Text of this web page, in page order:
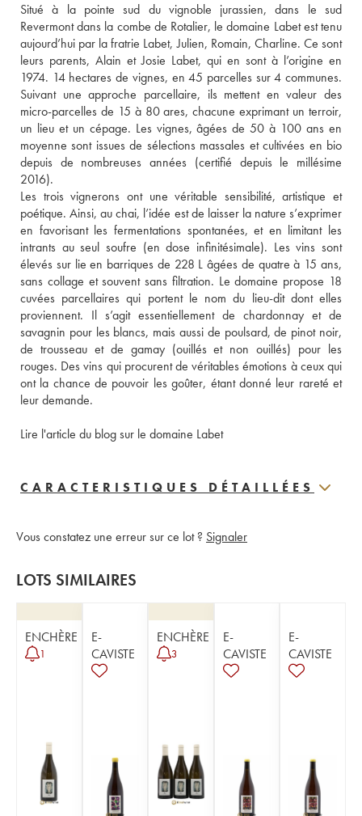
Situé à la pointe sud du vignoble jurassien, dans le sud
Revermont dans la combe de Rotalier, le domaine Labet est tenu
aujourd’hui par la fratrie Labet, Julien, Romain, Charline. Ce sont
leurs parents, Alain et Josie Labet, qui en sont à l’origine en
1974. 14 hectares de vignes, en 45 parcelles sur 4 communes.
Suivant une approche parcellaire, ils mettent en valeur des
micro-parcelles de 15 à 80 ares, chacune exprimant un terroir,
un lieu et un cépage. Les vignes, âgées de 50 à 100 ans en
moyenne sont issues de sélections massales et cultivées en bio
depuis de nombreuses années (certifié depuis le millésime
2016).
Les trois vignerons ont une véritable sensibilité, artistique et
poétique. Ainsi, au chai, l’idée est de laisser la nature s’exprimer
en favorisant les fermentations spontanées, et en limitant les
intrants au seul soufre (en dose infinitésimale). Les vins sont
élevés sur lie en barriques de 228 L âgées de quatre à 15 ans,
sans collage et souvent sans filtration. Le domaine propose 18
cuvées parcellaires qui portent le nom du lieu-dit dont elles
proviennent. Il s’agit essentiellement de chardonnay et de
savagnin pour les blancs, mais aussi de poulsard, de pinot noir,
de trousseau et de gamay (ouillés et non ouillés) pour les
rouges. Des vins qui procurent de véritables émotions à ceux qui
ont la chance de pouvoir les goûter, étant donné leur rareté et
leur demande.
Lire l'article du blog sur le domaine Labet
CARACTERISTIQUES DÉTAILLÉES
Vous constatez une erreur sur ce lot ? Signaler
LOTS SIMILAIRES
ENCHÈRE
1
E-
CAVISTE
ENCHÈRE
3
E-
CAVISTE
E-
CAVISTE